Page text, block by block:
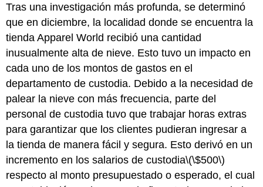
Tras una investigación más profunda, se determinó
que en diciembre, la localidad donde se encuentra la
tienda Apparel World recibió una cantidad
inusualmente alta de nieve. Esto tuvo un impacto en
cada uno de los montos de gastos en el
departamento de custodia. Debido a la necesidad de
palear la nieve con más frecuencia, parte del
personal de custodia tuvo que trabajar horas extras
para garantizar que los clientes pudieran ingresar a
la tienda de manera fácil y segura. Esto derivó en un
incremento en los salarios de custodia\(\$500\)
respecto al monto presupuestado o esperado, el cual